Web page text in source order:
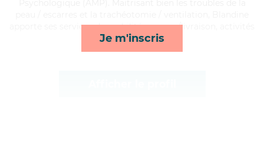
Je m'inscris
apporte ses services de mobilité, courses/livraison, activités
et surveillance de nuit*